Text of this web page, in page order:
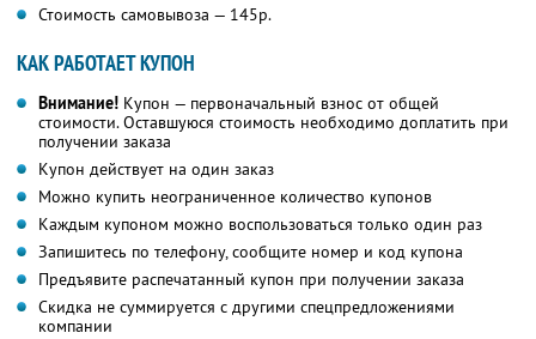
Стоимость самовывоза — 145р.
КАК РАБОТАЕТ КУПОН
Внимание! Купон — первоначальный взнос от общей
стоимости. Оставшуюся стоимость необходимо доплатить при
получении заказа
Купон действует на один заказ
Можно купить неограниченное количество купонов
Каждым купоном можно воспользоваться только один раз
Запишитесь по телефону, сообщите номер и код купона
Предъявите распечатанный купон при получении заказа
Скидка не суммируется с другими спецпредложениями
компании